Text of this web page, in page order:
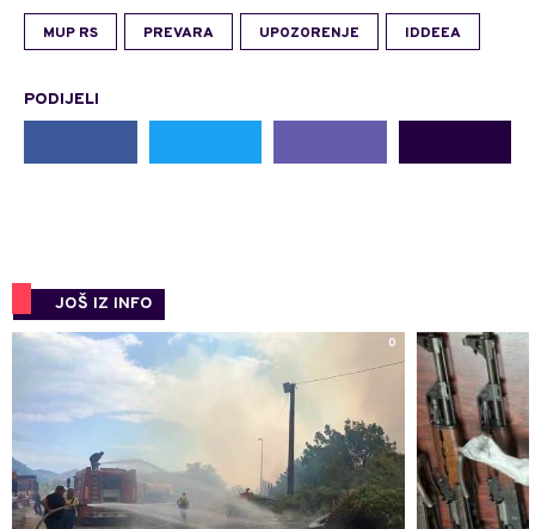
MUP RS PREVARA UPOZORENJE IDDEEA
PODIJELI
JOŠ IZ INFO
0